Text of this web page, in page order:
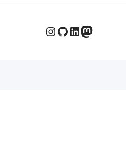
Instagram
GitHub
LinkedIn
Mastodon